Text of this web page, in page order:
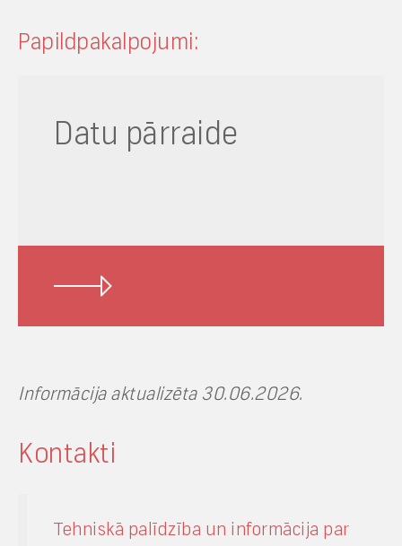
Papildpakalpojumi:
Datu pārraide
Informācija aktualizēta 30.06.2026.
Kontakti
Tehniskā palīdzība un informācija par